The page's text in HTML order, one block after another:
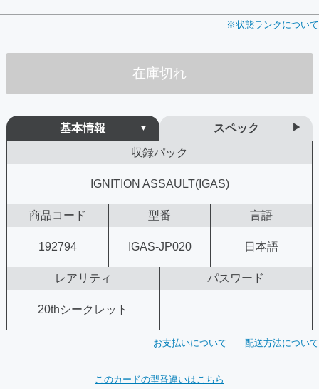
※状態ランクについて
在庫切れ
基本情報
スペック
収録パック
IGNITION ASSAULT(IGAS)
商品コード 型番 言語
192794 IGAS-JP020 日本語
レアリティ パスワード
20thシークレット
お支払いについて 配送方法について
このカードの型番違いはこちら